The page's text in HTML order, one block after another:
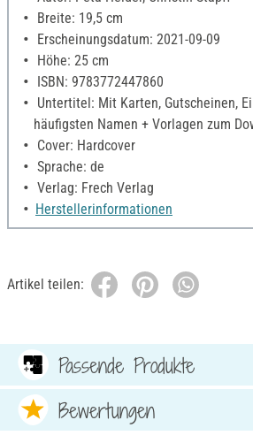
Breite: 19,5 cm
Erscheinungsdatum: 2021-09-09
Höhe: 25 cm
ISBN: 9783772447860
Untertitel: Mit Karten, Gutscheinen,
häufigsten Namen + Vorlagen zum
Cover: Hardcover
Sprache: de
Verlag: Frech Verlag
Herstellerinformationen
Artikel teilen:
Passende Produkte
Bewertungen